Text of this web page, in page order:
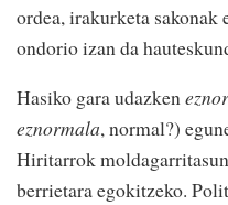
ordea, irakurketa sakonak
ondorio izan da
Hasiko gara udazken
eznormala, normal?)
Hiritarrok
berrietara egokitzeko.